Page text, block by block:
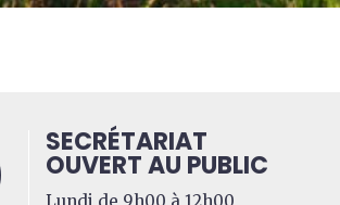
SECRÉTARIAT
OUVERT AU PUBLIC